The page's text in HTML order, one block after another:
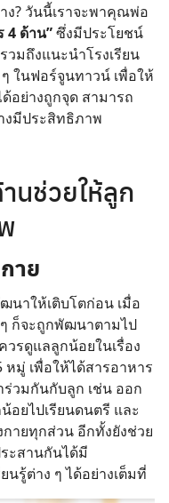
ง? วันนี้เราจะพาคุณพ่อ
4 ด้าน”ซึ่งมีประโยชน์
รวมถึงแนะนำโรงเรียน
ในฟอร์จูนทาวน์ เพื่อให้
อย่างถูกจุด สามารถ
มีประสิทธิภาพ
นช่วยให้ลูก
าย
นาให้เติบโตก่อน เมื่อ
ก็จะถูกพัฒนาตามไป
วรดูแลลูกน้อยในเรื่อง
มู่ เพื่อให้ได้สารอาหาร
วมกันกับลูก เช่น ออก
อยไปเรียนดนตรี และ
ายทุกส่วน อีกทั้งยังช่วย
ะสานกันได้มี
รู้ต่าง ๆ ได้อย่างเต็มที่